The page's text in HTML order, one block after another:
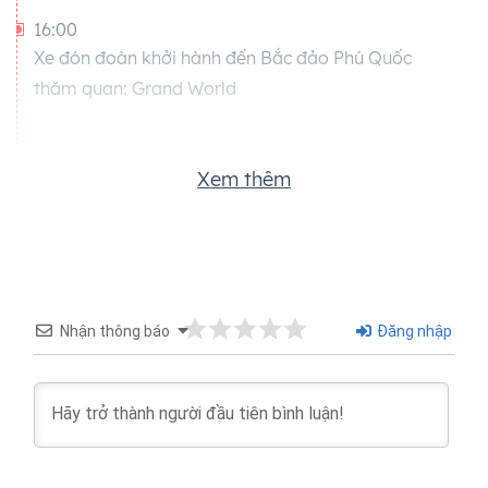
16:00
Xe đón đoàn khởi hành đến Bắc đảo Phú Quốc
thăm quan: Grand World
ánh sáng đổi màu độc đáo Claker Quay Tham
quan Công viên tình yêu
Xem thêm
Nhận thông báo Đăng nhập